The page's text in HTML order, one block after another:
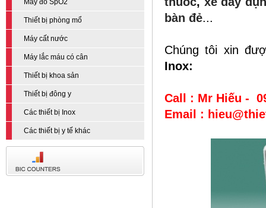
Máy đo SpO2
Thiết bị phòng mổ
Máy cất nước
Máy lắc máu có cân
Thiết bị khoa sản
Thiết bị đông y
Các thiết bị Inox
Các thiết bị y tế khác
bàn đẻ...
Chúng tôi xin
Inox:
Call : Mr Hiếu -
Email :